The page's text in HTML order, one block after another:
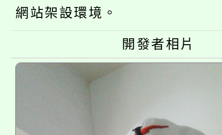
生本土語及新住民語歌
公告本校115學年度第
代理(課)教師甄選結果
公告本校115學年度第
代理(課)教師甄選結果(
轉知中國文化大學推廣
《TA101》溝通分析基
程，歡迎學生輔導中心
網站架設環境。
開發者相片